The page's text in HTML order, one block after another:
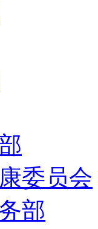
委员会
部